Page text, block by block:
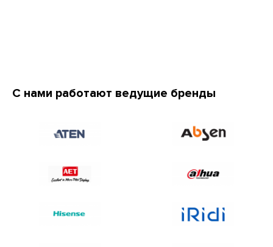
С нами работают ведущие бренды